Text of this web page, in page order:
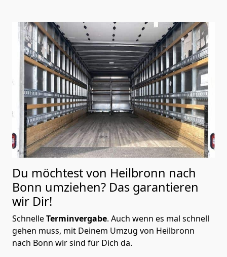
Du möchtest von Heilbronn nach
Bonn umziehen? Das garantieren
wir Dir!
SchnelleTerminvergabe. Auch wenn es mal schnell
gehen muss, mit Deinem Umzug von Heilbronn
nach Bonn wir sind für Dich da.